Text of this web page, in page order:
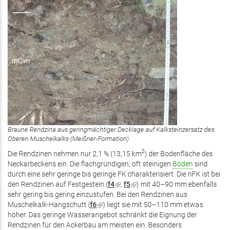
Braune Rendzina aus geringmächtiger Decklage auf Kalksteinzersatz des
Oberen Muschelkalks (Meißner-Formation)
Die Rendzinen nehmen nur 2,1 % (13,15 km2) der Bodenfläche des
Neckarbeckens ein. Die flachgründigen, oft steinigen Böden sind
durch eine sehr geringe bis geringe FK charakterisiert. Die nFK ist bei
den Rendzinen auf Festgestein (f4(Link
ist
extern)
, f5(Link
ist
extern)
) mit 40–90 mm ebenfalls
sehr gering bis gering einzustufen. Bei den Rendzinen aus
Muschelkalk-Hangschutt (f6(Link
ist
extern)
) liegt sie mit 50–110 mm etwas
höher. Das geringe Wasserangebot schränkt die Eignung der
Rendzinen für den Ackerbau am meisten ein. Besonders